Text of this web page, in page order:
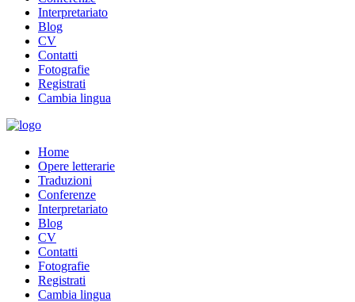
Interpretariato
Blog
CV
Contatti
Fotografie
Registrati
Cambia lingua
Home
Opere letterarie
Traduzioni
Conferenze
Interpretariato
Blog
CV
Contatti
Fotografie
Registrati
Cambia lingua